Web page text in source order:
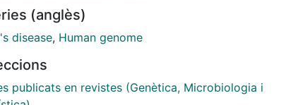
by sequencing the genomes and exomes of
affected tissue from the bowel and blood samples
discordant twin pairs. Our goal was the
of mutations present only in the affected
(anglès)
disease, Human genome
publicats en revistes (Genètica, Microbiologia i